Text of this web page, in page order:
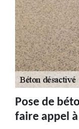
Pose de
faire appel